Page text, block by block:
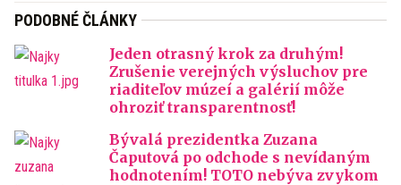
PODOBNÉ ČLÁNKY
Jeden otrasný krok za druhým!
Zrušenie verejných výsluchov pre
riaditeľov múzeí a galérií môže
ohroziť transparentnosť!
Bývalá prezidentka Zuzana
Čaputová po odchode s nevídaným
hodnotením! TOTO nebýva zvykom